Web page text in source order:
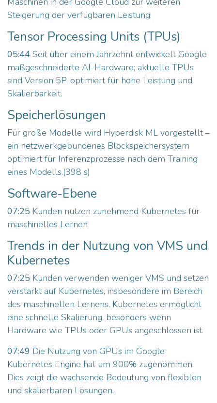
Steigerung der verfügbaren Leistung.
Tensor Processing Units (TPUs)
05:44 Seit über einem Jahrzehnt entwickelt Google
maßgeschneiderte AI-Hardware; aktuelle TPUs
sind Version 5P, optimiert für hohe Leistung und
Skalierbarkeit.
Speicherlösungen
Für große Modelle wird Hyperdisk ML vorgestellt –
ein netzwerkgebundenes Blockspeichersystem
optimiert für Inferenzprozesse nach dem Training
eines Modells.(398 s)
Software-Ebene
07:25 Kunden nutzen zunehmend Kubernetes für
maschinelles Lernen
Trends in der Nutzung von VMS und
Kubernetes
07:25 Kunden verwenden weniger VMS und setzen
verstärkt auf Kubernetes, insbesondere im Bereich
des maschinellen Lernens. Kubernetes ermöglicht
eine schnelle Skalierung, besonders wenn
Hardware wie TPUs oder GPUs angeschlossen ist.
07:49 Die Nutzung von GPUs im Google
Kubernetes Engine hat um 900% zugenommen.
Dies zeigt die wachsende Bedeutung von flexiblen
und skalierbaren Lösungen.